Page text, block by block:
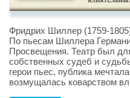
Фридрих Шиллер (1759-
По пьесам Шиллера
Просвещения. Театр был
собственных судеб и
герои пьес, публика
возмущалась коварством